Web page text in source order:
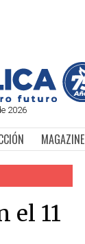
2026
MAGAZINE
el 11